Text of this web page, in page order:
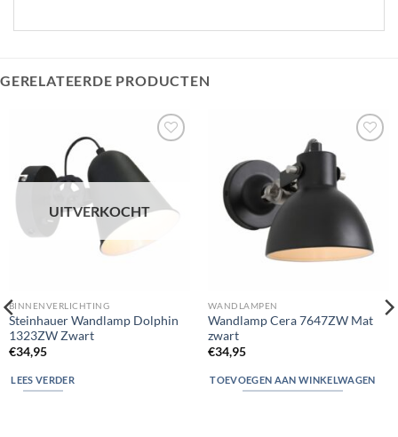
GERELATEERDE PRODUCTEN
verlanglijst
UITVERKOCHT
BINNENVERLICHTING
Steinhauer Wandlamp Dolphin
1323ZW Zwart
€34,95
LEES VERDER
Toevoegen
verlanglijst
WANDLAMPEN
Wandlamp Cera 7647ZW Mat
zwart
€34,95
TOEVOEGEN AAN WINKELWAGEN